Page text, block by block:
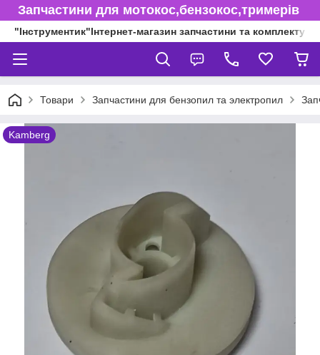
Запчастини для мотокос,бензокос,тримерів
"Інструментик"Інтернет-магазин запчастини та
Товари Запчастини для бензопил та электропил
Kamberg